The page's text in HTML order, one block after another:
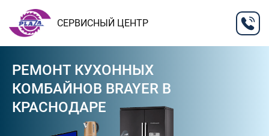
СЕРВИСНЫЙ ЦЕНТР
РЕМОНТ КУХОННЫХ
КОМБАЙНОВ BRAYER В
КРАСНОДАРЕ